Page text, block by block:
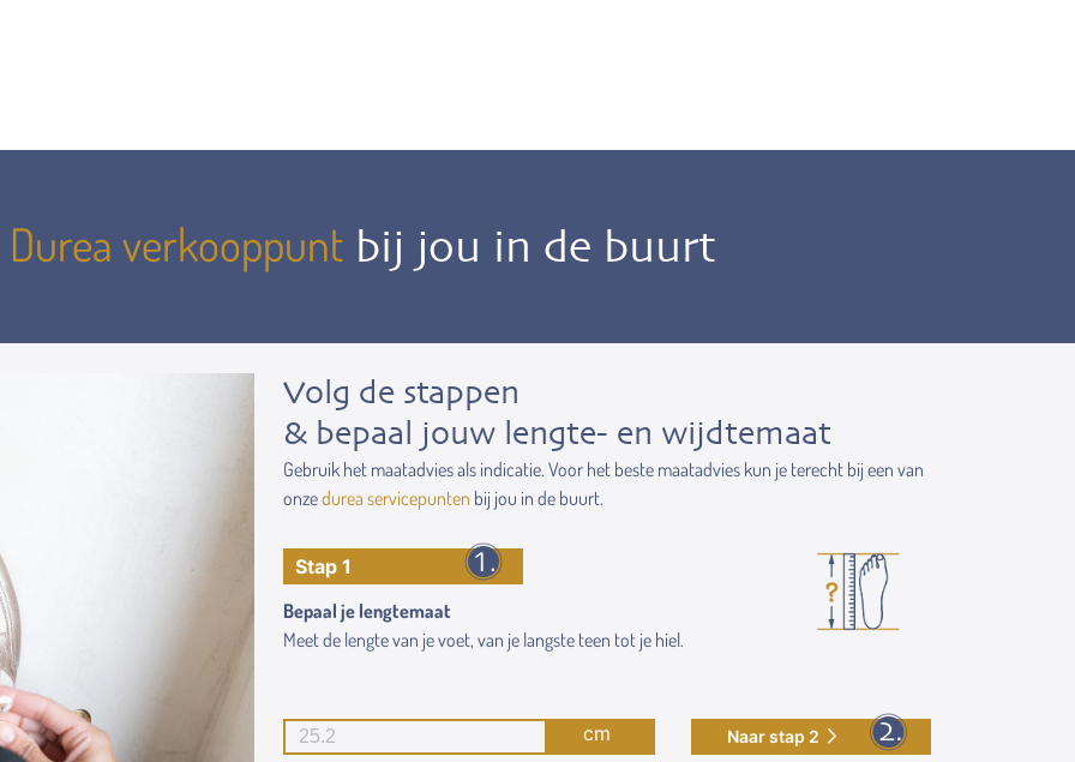
Durea verkooppunt bij jou in de buurt
Volg de stappen
& bepaal jouw lengte- en wijdtemaat
Gebruik het maatadvies als indicatie. Voor het beste maatadvies kun je terecht bij een van
onzedurea servicepunten bij jou in de buurt.
Stap 1
Bepaal je lengtemaat
Meet de lengte van je voet, van je langste teen tot je hiel.
cm Naar stap 2